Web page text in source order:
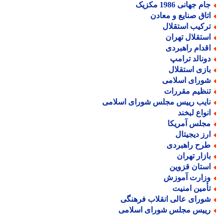
جهانی 1986 مکزیک
صنایع و معادن
استقلال
تهران
راهبردی
ترامپ
استقلال
اسلامی
مقررات
رییس مجلس شورای اسلامی
لبخند
آمریکا
دیجیتال
راهبردی
تهران
قزوین
آموزش
امنیت
عالی انقلاب فرهنگی
مجلس شورای اسلامی